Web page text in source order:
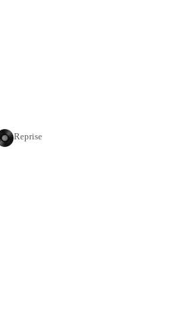
Reprise